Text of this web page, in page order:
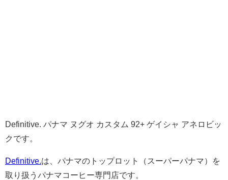
Definitive. パナマ ヌグオ カスタム 92+ ゲイシャ アネロビッ
クです。
Definitive.は、パナマのトップロット（スーパーパナマ）を
取り扱うパナマコーヒー専門店です。